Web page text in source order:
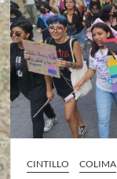
CINTILLO COLIMA